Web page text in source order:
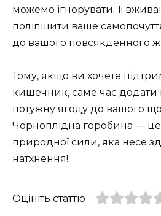
можемо ігнорувати. Її
поліпшити ваше
до вашого повсякденного
Тому, якщо ви хочете
кишечник, саме час додати
потужну ягоду до вашого
Чорноплідна горобина — це
природної сили, яка несе
натхнення!
Оцініть статтю